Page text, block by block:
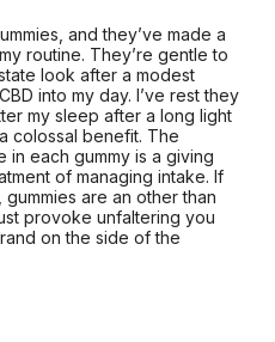
and they’ve made a
routine. They’re gentle to
look after a modest
into my day. I’ve rest they
my sleep after a long light
colossal benefit. The
in each gummy is a giving
of managing intake. If
are an other than
provoke unfaltering you
on the side of the